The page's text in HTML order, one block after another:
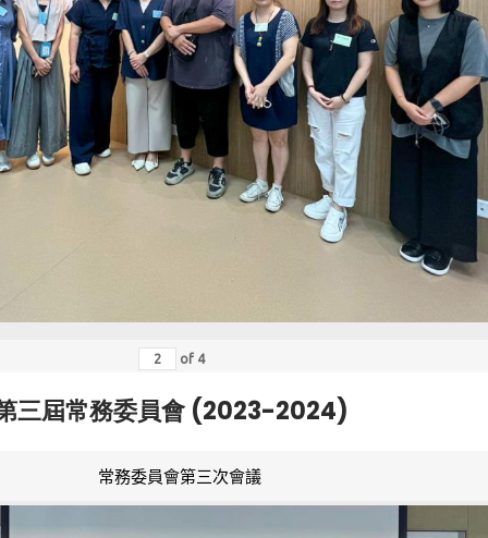
of 4
三屆常務委員會 (2023-2024)
常務委員會第三次會議